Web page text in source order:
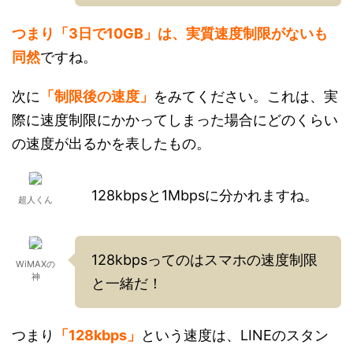
つまり「3日で10GB」は、実質速度制限がないも
同然ですね。
次に 「制限後の速度」 をみてください。これは、実
際に速度制限にかかってしまった場合にどのくらい
の速度が出るかを表したもの。
超人くん 128kbpsと1Mbpsに分かれますね。
WiMAXの
神
128kbpsってのはスマホの速度制限
と一緒だ！
つまり 「128kbps」
という速度は、LINEのスタン